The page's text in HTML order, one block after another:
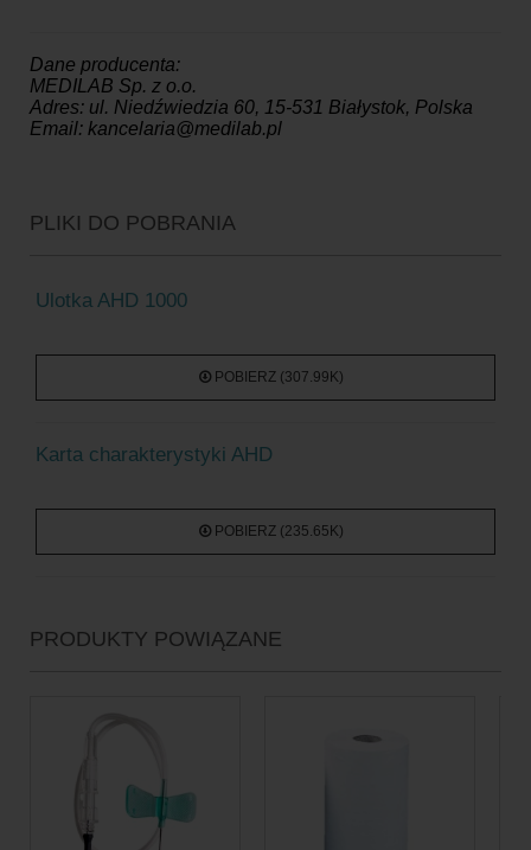
Dane producenta:
MEDILAB Sp. z o.o.
Adres: ul. Niedźwiedzia 60, 15-531 Białystok, Polska
Email: kancelaria@medilab.pl
PLIKI DO POBRANIA
Ulotka AHD 1000
POBIERZ (307.99K)
Karta charakterystyki AHD
POBIERZ (235.65K)
PRODUKTY POWIĄZANE